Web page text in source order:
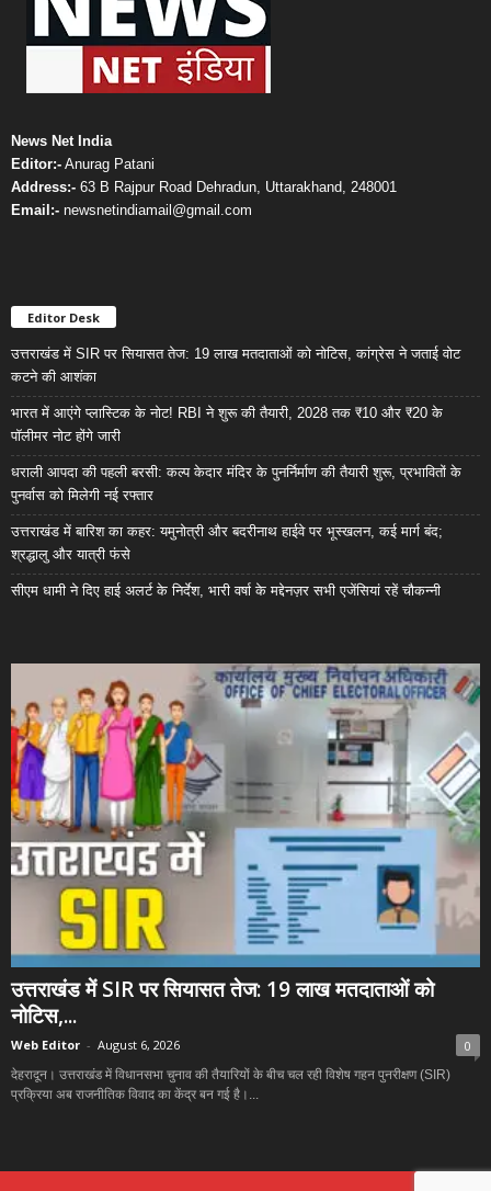
News Net India
Editor:- Anurag Patani
Address:- 63 B Rajpur Road Dehradun, Uttarakhand, 248001
Email:- newsnetindiamail@gmail.com
Editor Desk
उत्तराखंड में SIR पर सियासत तेज: 19 लाख मतदाताओं को नोटिस, कांग्रेस ने जताई वोट
कटने की आशंका
भारत में आएंगे प्लास्टिक के नोट! RBI ने शुरू की तैयारी, 2028 तक ₹10 और ₹20 के
पॉलीमर नोट होंगे जारी
धराली आपदा की पहली बरसी: कल्प केदार मंदिर के पुनर्निर्माण की तैयारी शुरू, प्रभावितों के
पुनर्वास को मिलेगी नई रफ्तार
उत्तराखंड में बारिश का कहर: यमुनोत्री और बदरीनाथ हाईवे पर भूस्खलन, कई मार्ग बंद;
श्रद्धालु और यात्री फंसे
सीएम धामी ने दिए हाई अलर्ट के निर्देश, भारी वर्षा के मद्देनज़र सभी एजेंसियां रहें चौकन्नी
उत्तराखंड में SIR पर सियासत तेज: 19 लाख मतदाताओं को
नोटिस,...
Web Editor - August 6, 2026 0
देहरादून। उत्तराखंड में विधानसभा चुनाव की तैयारियों के बीच चल रही विशेष गहन पुनरीक्षण (SIR)
प्रक्रिया अब राजनीतिक विवाद का केंद्र बन गई है।...